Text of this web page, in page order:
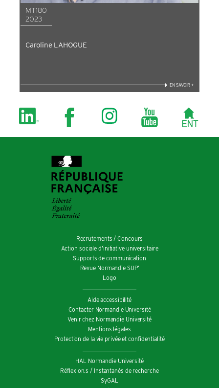
MT180
2023
Caroline LAHOGUE
EN SAVOIR +
Recrutements / Concours
Action sociale d’initiative universitaire
Supports de communication
Revue Normandie SUP’
Logo
Aide accessibilité
Contacter Normandie Université
Venir chez Normandie Université
Mentions légales
Protection de la vie privée et confidentialité
HAL Normandie Université
Réflexion.s / Instantanés de recherche
SyGAL